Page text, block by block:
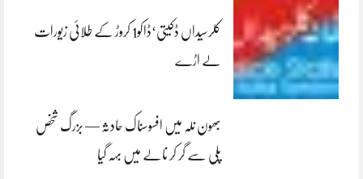
کلرسیداں ڈکیتی‘ڈاکو1 کروڑ کے طلائی زیورات
لے اڑے
بھون نلہ میں افسوسناک حادثہ — بزرگ شخص
پلی سے گر کر نالے میں بہہ گیا